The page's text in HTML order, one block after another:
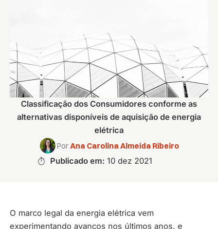
Classificação dos Consumidores conforme as
alternativas disponíveis de aquisição de energia
elétrica
PorAna Carolina Almeida Ribeiro
Publicado em: 10 dez 2021
O marco legal da energia elétrica vem
experimentando avanços nos últimos anos, e